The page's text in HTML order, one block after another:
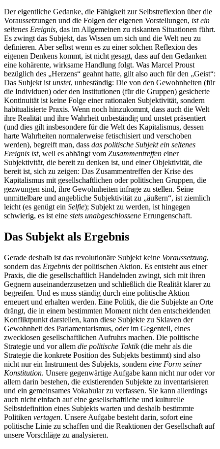
Der eigentliche Gedanke, die Fähigkeit zur Selbstreflexion über die
Voraussetzungen und die Folgen der eigenen Vorstellungen, ist ein
seltenes Ereignis, das im Allgemeinen zu riskanten Situationen führt.
Es zwingt das Subjekt, das Wissen um sich und die Welt neu zu
definieren. Aber selbst wenn es zu einer solchen Reflexion des
eigenen Denkens kommt, ist nicht gesagt, dass auf den Gedanken
eine kohärente, wirksame Handlung folgt. Was Marcel Proust
bezüglich des „Herzens“ geahnt hatte, gilt also auch für den „Geist“:
Das Subjekt istunstet, unbeständig: Die von den Gewohnheiten (für
die Individuen) oder den Institutionen (für die Gruppen) gesicherte
Kontinuität ist keine Folge einer rationalen Subjektivität, sondern
habitualisierte Praxis. Wenn noch hinzukommt, dass auch die Welt
ihre Realität und ihre Wahrheit unbeständig und unstet präsentiert
(und dies gilt insbesondere für die Welt des Kapitalismus, dessen
harte Wahrheiten normalerweise fetischisiert und verschoben
werden), begreift man, dass das politische Subjekt ein seltenes
Ereignis ist, weil es abhängt vom Zusammentreffen einer
Subjektivität, die bereit zu denken ist, und einer Objektivität, die
bereit ist, sich zu zeigen: Das Zusammentreffen der Krise des
Kapitalismus mit gesellschaftlichen oder politischen Gruppen, die
gezwungen sind, ihre Gewohnheiten infrage zu stellen. Seine
unmittelbare und angebliche Subjektivität zu „äußern“, ist ziemlich
leicht (es genügt ein Selfie); Subjekt zu werden, ist hingegen
schwierig, es ist eine stets unabgeschlossene Errungenschaft.
Das Subjekt als Ergebnis
Gerade deshalb ist das revolutionäre Subjekt keine Voraussetzung,
sondern das Ergebnis der politischen Aktion. Es entsteht aus einer
Praxis, die die gesellschaftlich Handelnden zwingt, sich mit ihren
Gegnern auseinanderzusetzen und schließlich die Realität klarer zu
begreifen. Und es muss ständig durch eine politische Aktion
erneuert und erhalten werden. Eine Politik, die die Subjekte an Orte
drängt, die in einem bestimmten Moment nicht den entscheidenden
Konfliktpunkt darstellen, kann diese Subjekte zu Sklaven der
Gewohnheit des Parlamentarismus, oder im Gegenteil, eines
zwecklosen gesellschaftlichen Aufruhrs machen. Die politische
Strategie und vor allem die politische Taktik(die mehr als die
Strategie die konkrete Position des Subjekts bestimmt) sind also
nicht nur ein Instrument des Subjekts, sondern eine Form seiner
Konstitution. Unsere gegenwärtige Aufgabe kann nicht nur oder vor
allem darin bestehen, die existierenden Subjekte zu inventarisieren
und ein gemeinsames Vokabular zu verfassen. Sie kann allerdings
auch nicht einfach auf eine gesellschaftliche und kulturelle
Selbstdefinition eines Subjekts warten und deshalb bestimmte
Politiken vertagen. Unsere Aufgabe besteht darin, sofort eine
politische Linie zu schaffen und die Reaktionen der Gesellschaft auf
unsere Vorschläge zu analysieren.